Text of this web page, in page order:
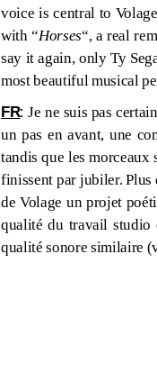
voice is central to
with “Horses“, a real
say it again, only Ty
most beautiful musical
FR:Je ne suis pas
un pas en avant, une
tandis que les morceaux
finissent par jubiler.Plus
de Volage un projet
qualité du travail studio
qualité sonore similaire